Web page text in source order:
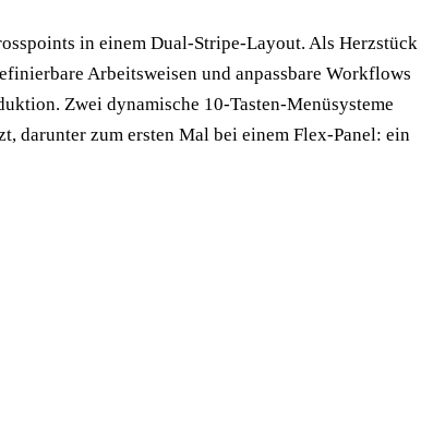
in einem Dual-Stripe-Layout. Als Herzstück
Arbeitsweisen und anpassbare Workflows
Zwei dynamische 10-Tasten-Menüsysteme
darunter zum ersten Mal bei einem Flex-Panel: ein